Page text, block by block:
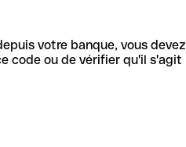
votre banque, vous
code ou de vérifier qu'il